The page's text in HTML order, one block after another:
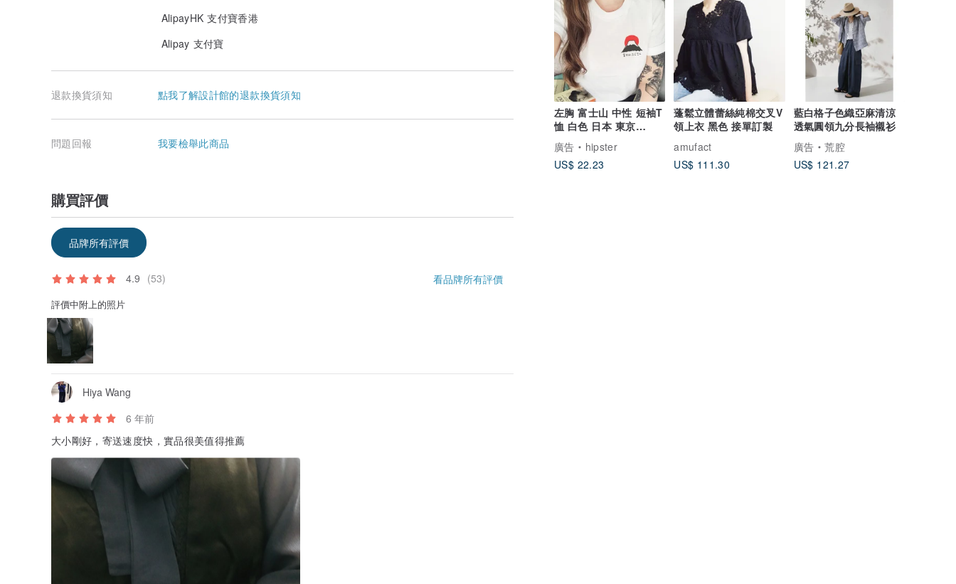
左胸 富士山 中性 短袖T
恤 白色 日本 東京
Tokyo 日文 文青 插畫
廣告
hipster
US$ 22.23
蓬鬆立體蕾絲純棉交叉V
領上衣 黑色 接單訂製
amufact
US$ 111.30
藍白格子色織亞麻清涼
透氣圓領九分長袖襯衫
廣告
荒腔
US$ 121.27
AlipayHK 支付寶香港
Alipay 支付寶
退款換貨須知 點我了解設計館的退款換貨須知
問題回報 我要檢舉此商品
購買評價
品牌所有評價
4.9 (53) 看品牌所有評價
評價中附上的照片
Hiya Wang
6 年前
大小剛好，寄送速度快，實品很美值得推薦